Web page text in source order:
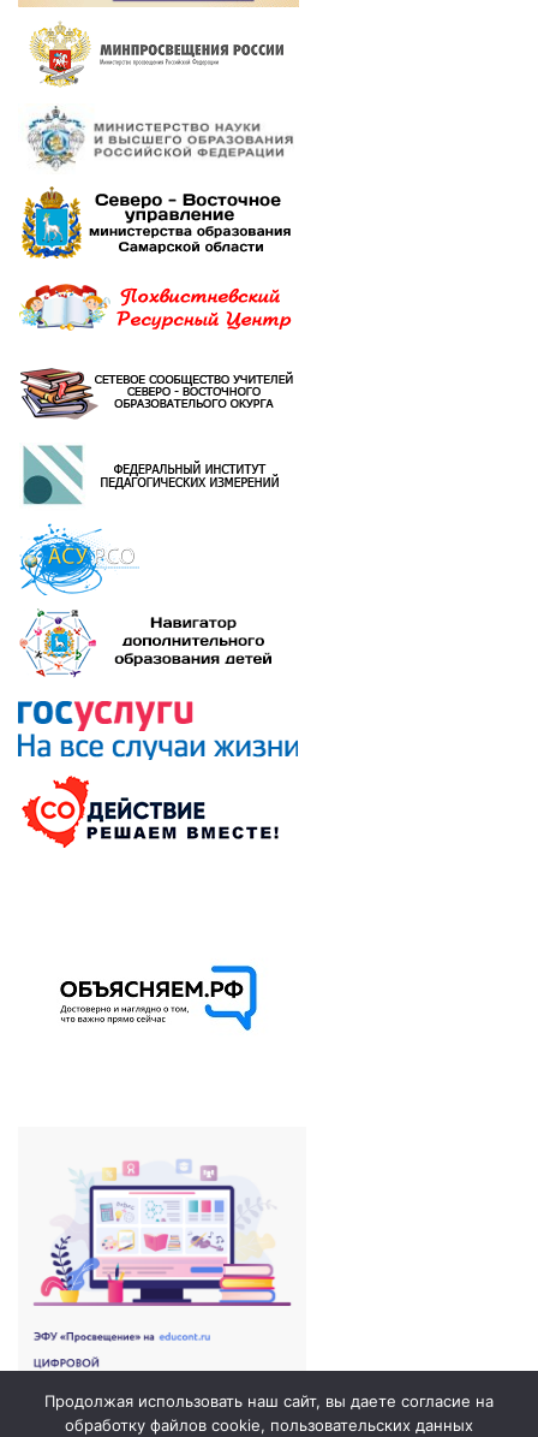
Продолжая использовать наш сайт, вы даете согласие на
обработку файлов cookie, пользовательских данных